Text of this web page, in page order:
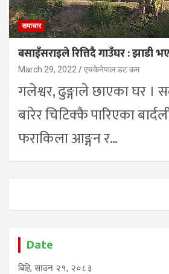
समाचार
बसाइँसराइले रित्तिदै गाउँघर : झाडी
March 29, 2022 एचकेनेपाल डट कम
गलेश्वर, ढुङ्गाले छाएका घर
बारेर चिटिक्कै पारिएका
फराकिला आङ्गन र…
Date
बिहि, साउन २१, २०८३